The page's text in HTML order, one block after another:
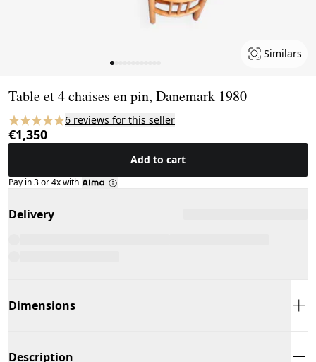
Similars
Table et 4 chaises en pin, Danemark 1980
6 reviews for this seller
€1,350
Add to cart
Pay in 3 or 4x with
Delivery
Dimensions
Description